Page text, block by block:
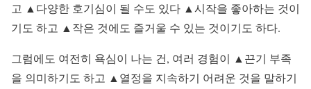
고 ▲다양한 호기심이 될 수도 있다 ▲시작을 좋아하는 것이
기도 하고 ▲작은 것에도 즐거울 수 있는 것이기도 하다.
그럼에도 여전히 욕심이 나는 건, 여러 경험이 ▲끈기 부족
을 의미하기도 하고 ▲열정을 지속하기 어려운 것을 말하기